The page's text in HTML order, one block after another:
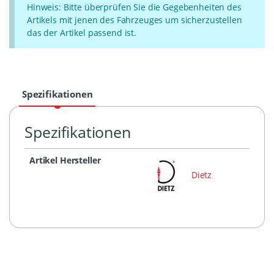
Hinweis: Bitte überprüfen Sie die Gegebenheiten des
Artikels mit jenen des Fahrzeuges um sicherzustellen
das der Artikel passend ist.
Spezifikationen
Spezifikationen
Artikel Hersteller
Dietz